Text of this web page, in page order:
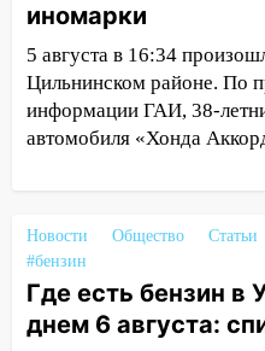
иномарки
5 августа в 16:34
Цильнинском районе. По
информации ГАИ, 38-
автомобиля «Хонда
Новости Общество
Статьи
#бензин
Где есть бензин в
днем 6 августа: